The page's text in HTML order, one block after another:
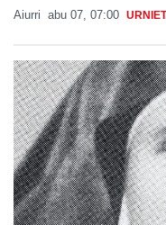
Aiurri abu 07, 07:00